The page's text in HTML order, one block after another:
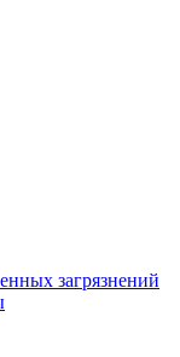
загрязнений